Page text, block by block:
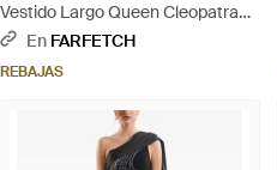
Vestido Largo Queen Cleopatra
Con Aberturas - Negro
En FARFETCH
REBAJAS